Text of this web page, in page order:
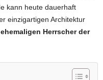
kann heute dauerhaft
einzigartigen Architektur
ehemaligen Herrscher der